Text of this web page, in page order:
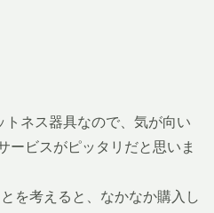
ネス器具なので、気が向い
ービスがピッタリだと思いま
を考えると、なかなか購入し